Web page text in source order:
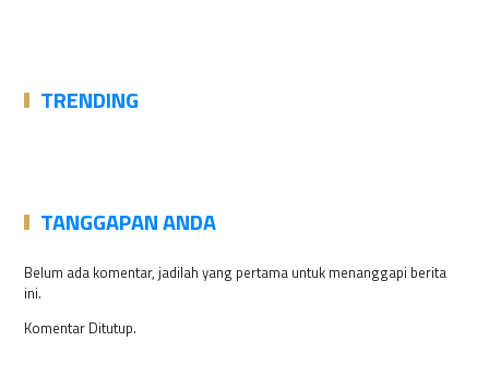
TRENDING
TANGGAPAN ANDA
Belum ada komentar, jadilah yang pertama untuk menanggapi berita
ini.
Komentar Ditutup.